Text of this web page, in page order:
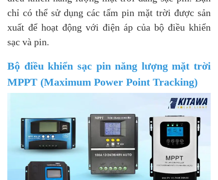
chỉ có thể sử dụng các tấm pin mặt trời được sản
xuất để hoạt động với điện áp của bộ điều khiển
sạc và pin.
Bộ điều khiển sạc pin năng lượng mặt trời
MPPT (Maximum Power Point Tracking)